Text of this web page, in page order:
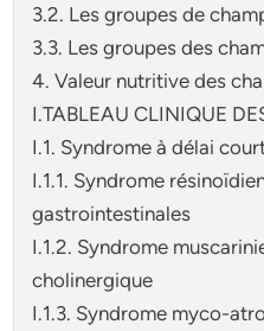
3.2. Les groupes de
3.3. Les groupes des
4. Valeur nutritive des
I.TABLEAU CLINIQUE
I.1. Syndrome à délai
I.1.1. Syndrome
gastrointestinales
I.1.2. Syndrome
cholinergique
I.1.3. Syndrome myco-